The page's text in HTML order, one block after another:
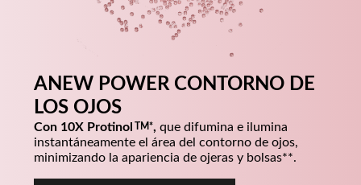
ANEW POWER CONTORNO DE
LOS OJOS
Con 10X Protinol , que difumina e ilumina
instantáneamente el área del contorno de ojos,
minimizando la apariencia de ojeras y bolsas**.
REDUCE LA APARIENCIA DE LÍNEAS FINAS
APORTA MAYOR FIRMEZA
AYUDA A FORTALECER LA PIEL
LA PIEL LUCE RENOVADA
*Comparado con las cremas Anew Reversalist, Ultimate y Platinum.
LA PIEL LUCE RENOVADA
AYUDA A FORTALECER LA PIEL
LA PIEL LUCE RENOVADA